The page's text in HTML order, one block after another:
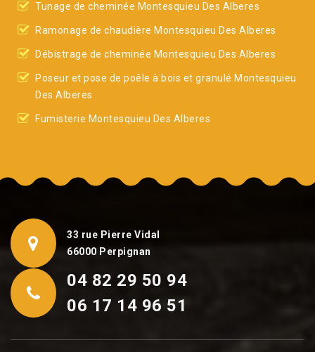
Tunage de cheminée Montesquieu Des Alberes
Ramonage de chaudière Montesquieu Des Alberes
Débistrage de cheminée Montesquieu Des Alberes
Poseur et pose de poêle à bois et granulé Montesquieu
Des Alberes
Fumisterie Montesquieu Des Alberes
33 rue Pierre Vidal
66000 Perpignan
04 82 29 50 94
06 17 14 96 51